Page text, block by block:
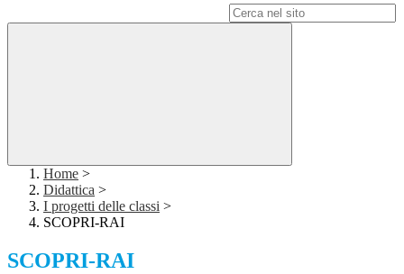
Home >
Didattica >
I progetti delle classi >
SCOPRI-RAI
SCOPRI-RAI